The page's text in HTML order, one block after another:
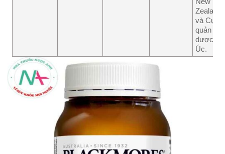
Zealand
và Cục
quản lý
dược
Úc.